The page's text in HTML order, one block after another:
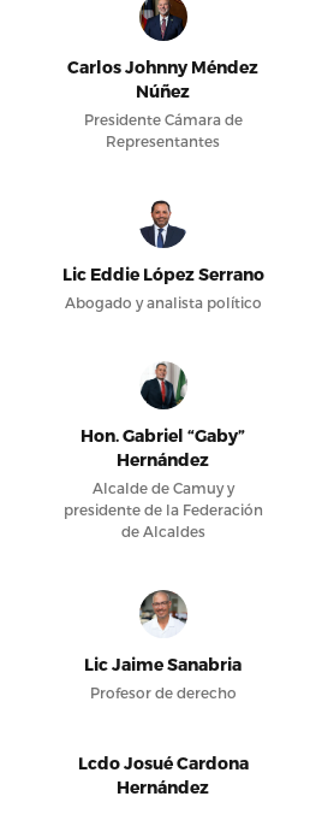
Carlos Johnny Méndez
Núñez
Presidente Cámara de
Representantes
Lic Eddie López Serrano
Abogado y analista político
Hon. Gabriel “Gaby”
Hernández
Alcalde de Camuy y
presidente de la Federación
de Alcaldes
Lic Jaime Sanabria
Profesor de derecho
Lcdo Josué Cardona
Hernández